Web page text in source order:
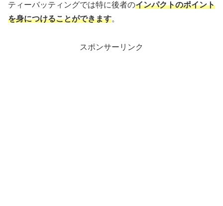
ティーバッティングでは特に後者のインパクトのポイント
を身につけることができます。
スポンサーリンク